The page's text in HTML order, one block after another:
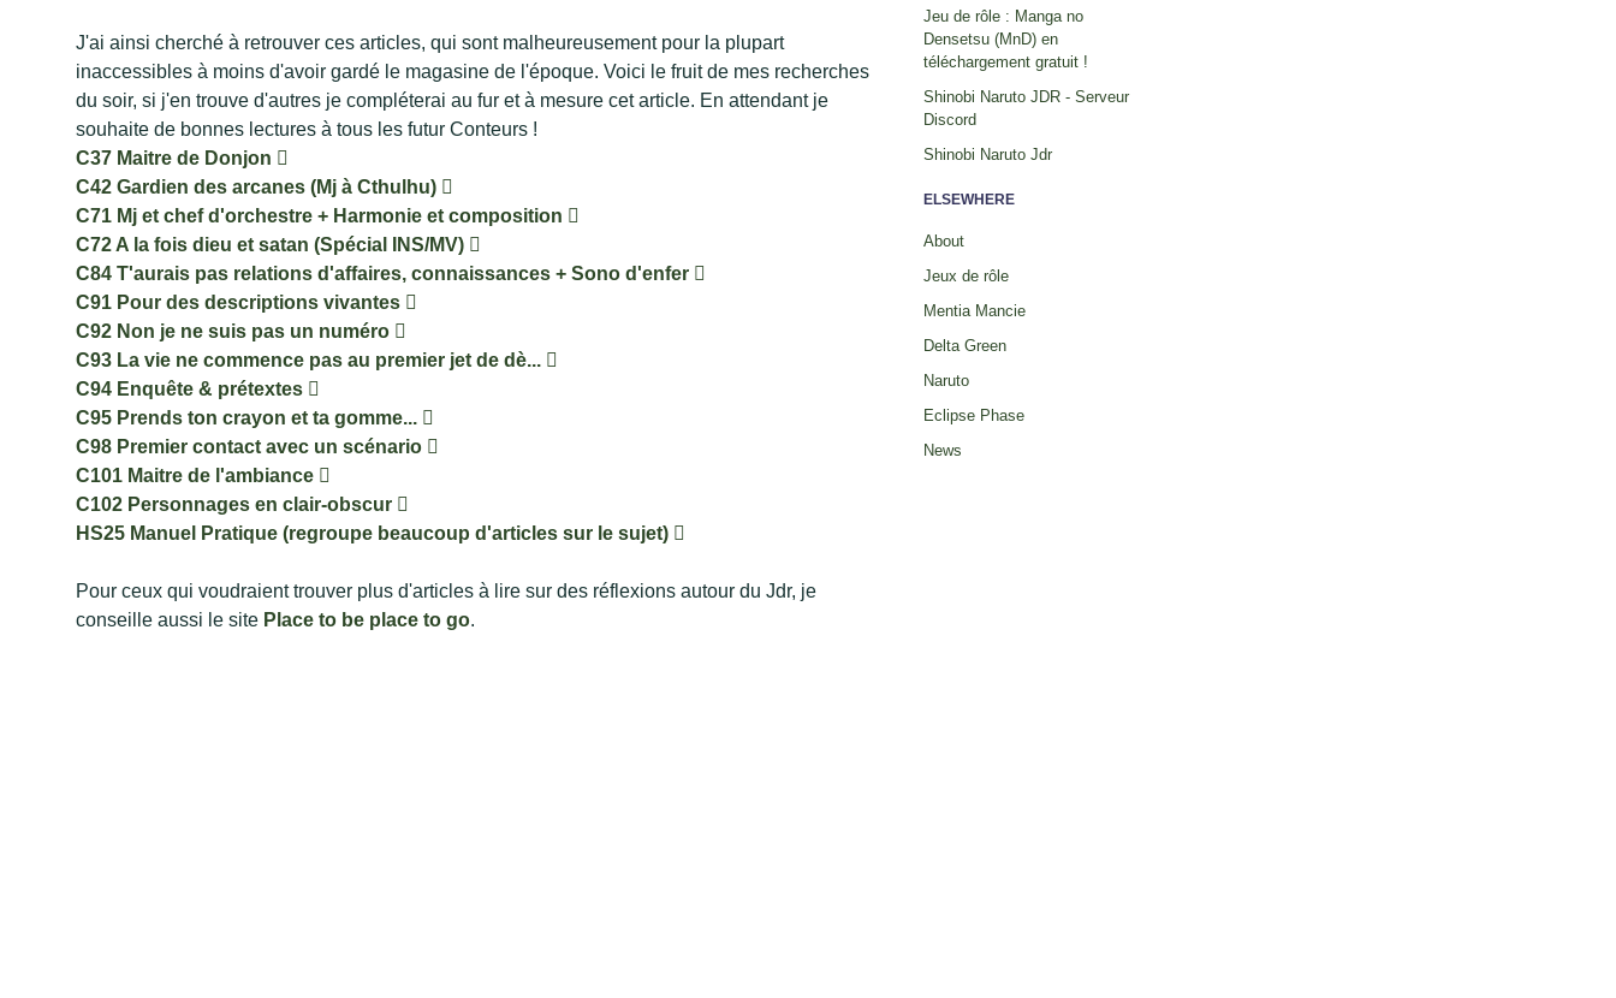
J'ai ainsi cherché à retrouver ces articles, qui sont malheureusement pour la plupart
inaccessibles à moins d'avoir gardé le magasine de l'époque. Voici le fruit de mes recherches
du soir, si j'en trouve d'autres je compléterai au fur et à mesure cet article. En attendant je
souhaite de bonnes lectures à tous les futur Conteurs !
C37 Maitre de Donjon
C42 Gardien des arcanes (Mj à Cthulhu)
C71 Mj et chef d'orchestre + Harmonie et composition
C72 A la fois dieu et satan (Spécial INS/MV)
C84 T'aurais pas relations d'affaires, connaissances + Sono d'enfer
C91 Pour des descriptions vivantes
C92 Non je ne suis pas un numéro
C93 La vie ne commence pas au premier jet de dè...
C94 Enquête & prétextes
C95 Prends ton crayon et ta gomme...
C98 Premier contact avec un scénario
C101 Maitre de l'ambiance
C102 Personnages en clair-obscur
HS25 Manuel Pratique (regroupe beaucoup d'articles sur le sujet)
Pour ceux qui voudraient trouver plus d'articles à lire sur des réflexions autour du Jdr, je
conseille aussi le site Place to be place to go.
Jeu de rôle : Manga no
Densetsu (MnD) en
téléchargement gratuit !
Shinobi Naruto JDR - Serveur
Discord
Shinobi Naruto Jdr
ELSEWHERE
About
Jeux de rôle
Mentia Mancie
Delta Green
Naruto
Eclipse Phase
News